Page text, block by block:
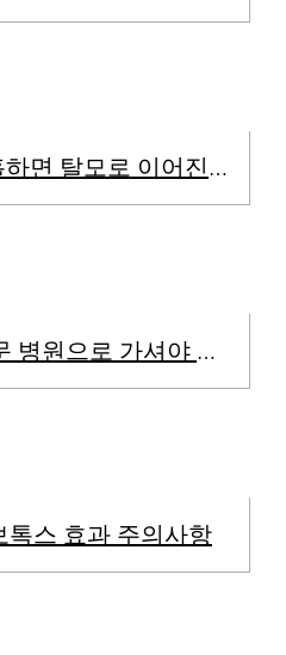
두피관리 소홀하면 탈모로 이어진다.
얼굴 제모 전문 병원으로 가셔야 해요!
톡스 효과 주의사항